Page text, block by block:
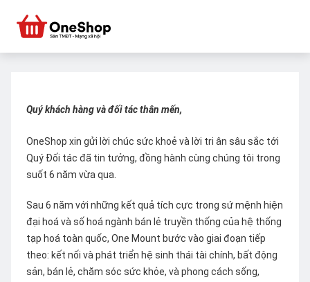
Quý khách hàng và đối tác thân mến,
OneShop xin gửi lời chúc sức khoẻ và lời tri ân sâu sắc tới
Quý Đối tác đã tin tưởng, đồng hành cùng chúng tôi trong
suốt 6 năm vừa qua.
Sau 6 năm với những kết quả tích cực trong sứ mệnh hiện
đại hoá và số hoá ngành bán lẻ truyền thống của hệ thống
tạp hoá toàn quốc, One Mount bước vào giai đoạn tiếp
theo: kết nối và phát triển hệ sinh thái tài chính, bất động
sản, bán lẻ, chăm sóc sức khỏe, và phong cách sống,